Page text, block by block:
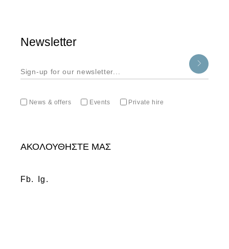
Newsletter
News & offers Events Private hire
ΑΚΟΛΟΥΘΗΣΤΕ ΜΑΣ
Fb. Ig.